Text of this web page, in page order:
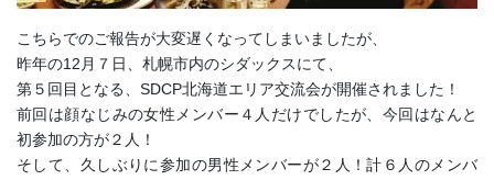
こちらでのご報告が大変遅くなってしまいましたが、
昨年の12月７日、札幌市内のシダックスにて、
第５回目となる、SDCP北海道エリア交流会が開催されました！
前回は顔なじみの女性メンバー４人だけでしたが、今回はなんと
初参加の方が２人！
そして、久しぶりに参加の男性メンバーが２人！計６人のメンバ